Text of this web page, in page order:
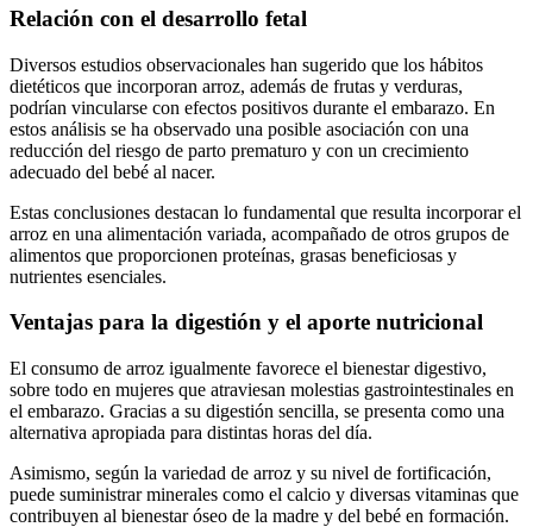
Relación con el desarrollo fetal
Diversos estudios observacionales han sugerido que los hábitos
dietéticos que incorporan arroz, además de frutas y verduras,
podrían vincularse con efectos positivos durante el embarazo. En
estos análisis se ha observado una posible asociación con una
reducción del riesgo de parto prematuro y con un crecimiento
adecuado del bebé al nacer.
Estas conclusiones destacan lo fundamental que resulta incorporar el
arroz en una alimentación variada, acompañado de otros grupos de
alimentos que proporcionen proteínas, grasas beneficiosas y
nutrientes esenciales.
Ventajas para la digestión y el aporte nutricional
El consumo de arroz igualmente favorece el bienestar digestivo,
sobre todo en mujeres que atraviesan molestias gastrointestinales en
el embarazo. Gracias a su digestión sencilla, se presenta como una
alternativa apropiada para distintas horas del día.
Asimismo, según la variedad de arroz y su nivel de fortificación,
puede suministrar minerales como el calcio y diversas vitaminas que
contribuyen al bienestar óseo de la madre y del bebé en formación.